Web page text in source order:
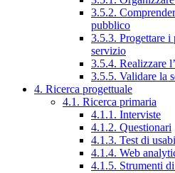
3.5.2.
pubblico
3.5.3. Progettare i
servizio
3.5.4. Realizzare
3.5.5. Validare la
4. Ricerca progettuale
4.1. Ricerca primaria
4.1.1. Interviste
4.1.2. Questionari
4.1.3. Test di
4.1.4. Web
4.1.5. Strumenti di